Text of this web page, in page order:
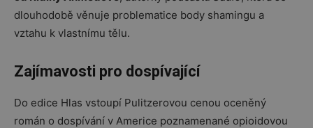
dlouhodobě věnuje problematice body shamingu a
vztahu k vlastnímu tělu.
Zajímavosti pro dospívající
Do edice Hlas vstoupí Pulitzerovou cenou oceněný
román o dospívání v Americe poznamenané opioidovou